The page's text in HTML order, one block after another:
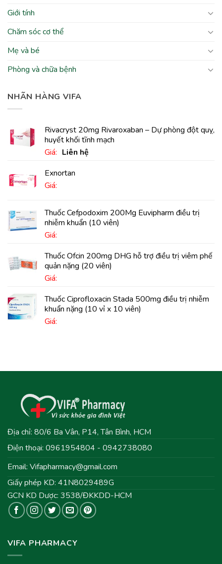
Giới tính
Chăm sóc cơ thể
Mẹ và bé
Phòng và chữa bệnh
NHÃN HÀNG VIFA
Rivacryst 20mg Rivaroxaban – Dự phòng đột quỵ,
huyết khối tĩnh mạch
Giá: Liên hệ
Exnortan
Giá:
Thuốc Cefpodoxim 200Mg Euvipharm điều trị
nhiễm khuẩn (10 viên)
Giá:
Thuốc Ofcin 200mg DHG hỗ trợ điều trị viêm phế
quản nặng (20 viên)
Giá:
Thuốc Ciprofloxacin Stada 500mg điều trị nhiễm
khuẩn nặng (10 vỉ x 10 viên)
Giá:
Địa chỉ: 80/6 Ba Vân, P14, Tân Bình, HCM
Điện thoại: 0961954804 - 0942738080
Email: Vifapharmacy@gmail.com
Giấy phép KD: 41N8029489G
GCN KD Dược: 3538/ĐKKDD-HCM
VIFA PHARMACY